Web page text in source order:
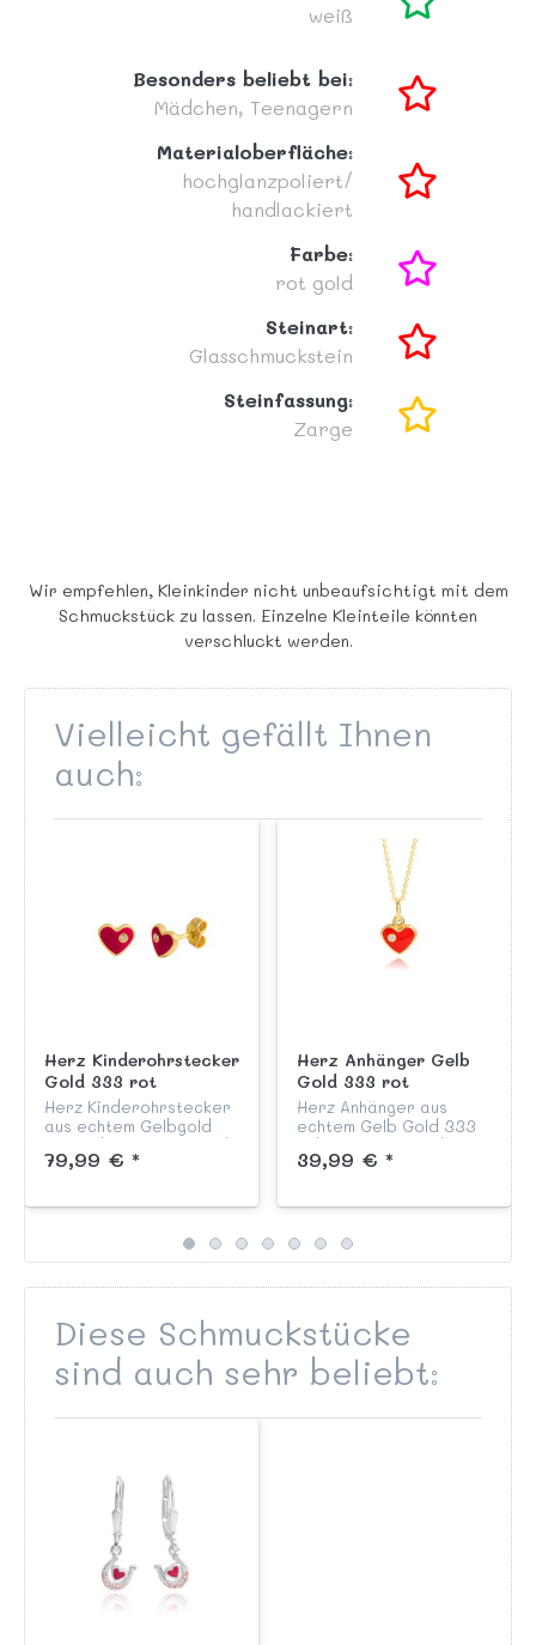
weiß
Besonders beliebt bei:
Mädchen,Teenagern
Materialoberfläche:
hochglanzpoliert/
handlackiert
Farbe:
rot gold
Steinart:
Glasschmuckstein
Steinfassung:
Zarge
Wir empfehlen, Kleinkinder nicht unbeaufsichtigt mit dem
Schmuckstück zu lassen. Einzelne Kleinteile könnten
verschluckt werden.
Vielleicht gefällt Ihnen
auch:
Herz Kinderohrstecker
Gold 333 rot
handlackiert
Herz Kinderohrstecker
aus echtem Gelbgold
333 liebevoll von Hand
rot lackiert mit
unserer Kinderschmuck
79,99 € *
Herz Anhänger Gelb
Gold 333 rot
handlackiert mit
Schmuckstein
Herz Anhänger aus
echtem Gelb Gold 333
liebevoll von Hand rot
lackiert mit
unserer Kinderschmuck
39,99 € *
Diese Schmuckstücke
sind auch sehr beliebt: